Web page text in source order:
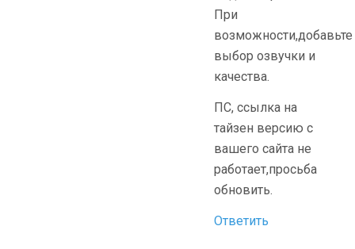
При
возможности,добавьте
выбор озвучки и
качества.
ПС, ссылка на
тайзен версию с
вашего сайта не
работает,просьба
обновить.
Ответить